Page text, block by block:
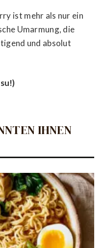
ist mehr als nur ein
Umarmung, die
und absolut
IHNEN